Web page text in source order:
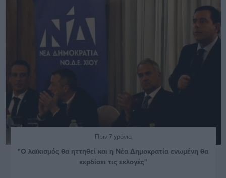
Πριν 7 χρόνια
"Ο λαϊκισμός θα ηττηθεί και η Νέα Δημοκρατία ενωμένη θα
κερδίσει τις εκλογές"